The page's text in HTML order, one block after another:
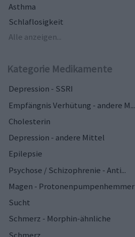
Asthma
Schlaflosigkeit
Alle anzeigen...
Kategorie Medikamente
Depression - SSRI
Empfängnis Verhütung - andere M...
Cholesterin
Depression - andere Mittel
Epilepsie
Psychose / Schizophrenie - Anti...
Magen - Protonenpumpenhemmer
Sucht
Schmerz - Morphin-ähnliche